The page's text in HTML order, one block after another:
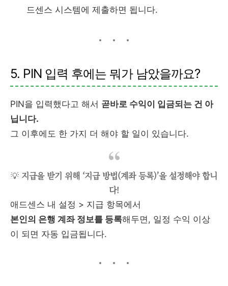
드센스 시스템에 제출하면 됩니다.
5. PIN 입력 후에는 뭐가 남았을까요?
PIN을 입력했다고 해서 곧바로 수익이 입금되는 건 아
닙니다.
그 이후에도 한 가지 더 해야 할 일이 있습니다.
💡 지급을 받기 위해 ‘지급 방법(계좌 등록)’을 설정해야 합니
다!
애드센스 내 설정 > 지급 항목에서
본인의 은행 계좌 정보를 등록해두면, 일정 수익 이상
이 되면 자동 입금됩니다.